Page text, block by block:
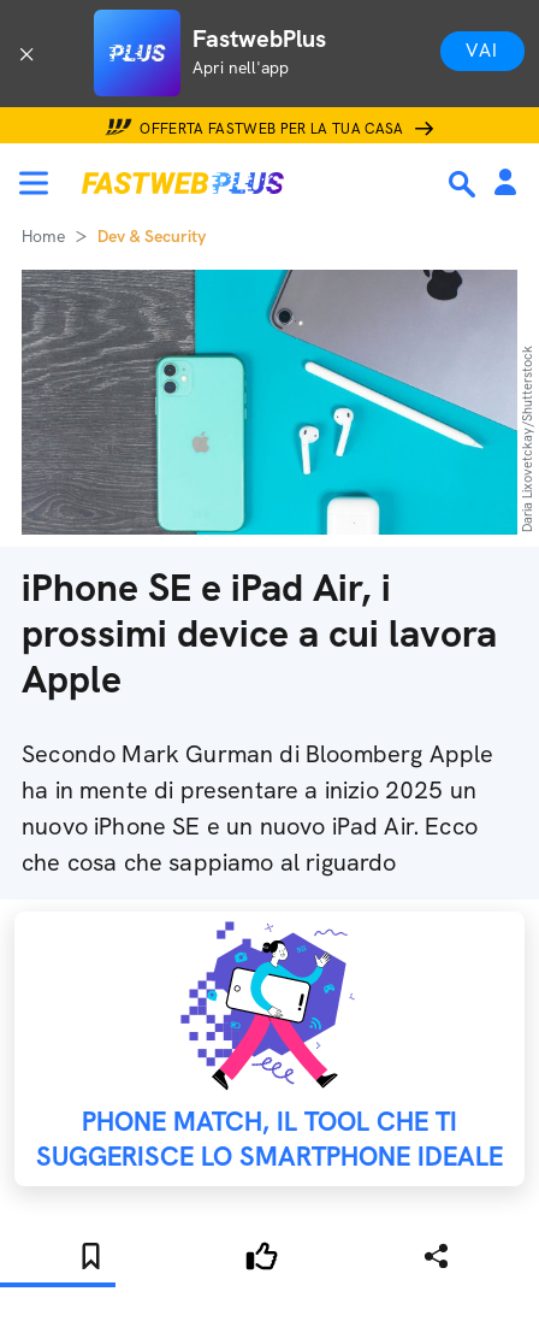
FastwebPlus
Apri nell'app
VAI
OFFERTA FASTWEB PER LA TUA CASA
Home Dev & Security
iPhone SE e iPad Air, i
prossimi device a cui lavora
Apple
Secondo Mark Gurman di Bloomberg Apple
ha in mente di presentare a inizio 2025 un
nuovo iPhone SE e un nuovo iPad Air. Ecco
che cosa che sappiamo al riguardo
Daria Lixovetckay/Shutterstock
PHONE MATCH, IL TOOL CHE TI
SUGGERISCE LO SMARTPHONE IDEALE